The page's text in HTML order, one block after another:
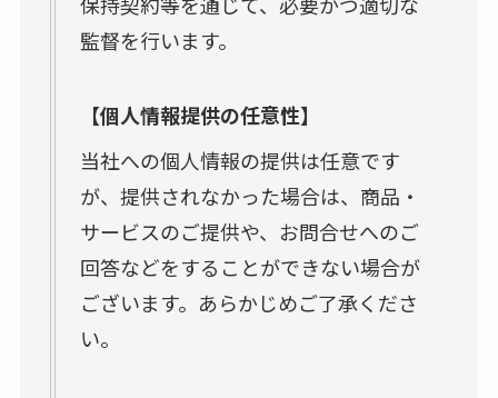
監督を行います。
【個人情報提供の任意性】
当社への個人情報の提供は任意です
が、提供されなかった場合は、商品・
サービスのご提供や、お問合せへのご
回答などをすることができない場合が
ございます。あらかじめご了承くださ
い。